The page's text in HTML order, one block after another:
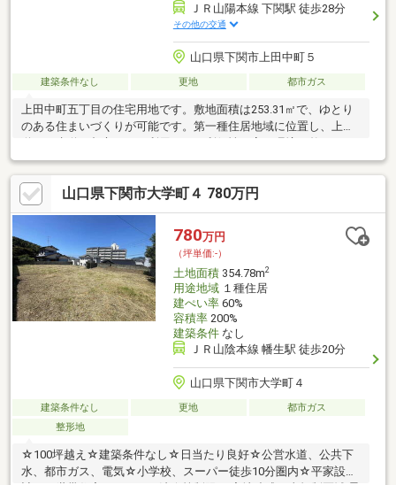
ＪＲ山陽本線 下関駅 徒歩28分
その他の交通
山口県下関市上田中町５
建築条件なし 更地 都市ガス
上田中町五丁目の住宅用地です。敷地面積は253.31㎡で、ゆとり
のある住まいづくりが可能です。第一種住居地域に位置し、上水
道・下水道・都市ガスが利用できる利便性の高い環境が整ってい
ます。マックスバリュ上田中町店まで徒歩約10分、文関小学校ま
で徒歩約13分と、買い物や通学にも便利な立地。周辺には生活施
設が充実しており、子育て世帯にもおすすめです。また、各種ハ
ザードマップ区域外のため、安心して住まいづくりをご検討いた
だけます。建築プランの自由度が高い、暮らしやすい住環境が魅
力の土地です。
山口県下関市大学町４ 780万円
780万円
（坪単価:-）
土地面積354.78m2
用途地域１種住居
建ぺい率60%
容積率200%
建築条件なし
ＪＲ山陰本線 幡生駅 徒歩20分
山口県下関市大学町４
建築条件なし 更地
都市ガス
整形地
☆100坪越え☆建築条件なし☆日当たり良好☆公営水道、公共下
水、都市ガス、電気☆小学校、スーパー徒歩10分圏内☆平家設